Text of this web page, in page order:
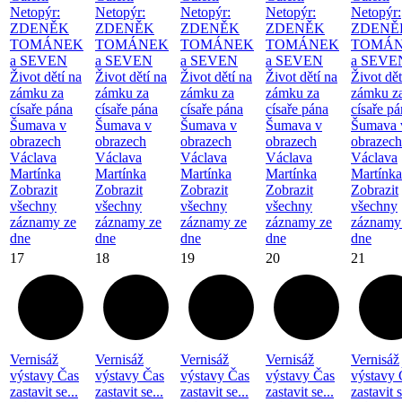
Netopýr:
ZDENĚK
TOMÁNEK
a SEVEN
Život dětí na
zámku za
císaře pána
Šumava v
obrazech
Václava
Martínka
Zobrazit
všechny
záznamy ze
dne
Netopýr:
ZDENĚK
TOMÁNEK
a SEVEN
Život dětí na
zámku za
císaře pána
Šumava v
obrazech
Václava
Martínka
Zobrazit
všechny
záznamy ze
dne
Netopýr:
ZDENĚK
TOMÁNEK
a SEVEN
Život dětí na
zámku za
císaře pána
Šumava v
obrazech
Václava
Martínka
Zobrazit
všechny
záznamy ze
dne
Netopýr:
ZDENĚK
TOMÁNEK
a SEVEN
Život dětí na
zámku za
císaře pána
Šumava v
obrazech
Václava
Martínka
Zobrazit
všechny
záznamy ze
dne
Netopýr:
a
Život
zámku
císaře
Šumava
obrazech
Václava
Martínka
Zobrazit
všechny
dne
17
Vernisáž
výstavy Čas
zastavit se...
18
Vernisáž
výstavy Čas
zastavit se...
19
Vernisáž
výstavy Čas
zastavit se...
20
Vernisáž
výstavy Čas
zastavit se...
21
Vernisáž
výstavy
zastavit